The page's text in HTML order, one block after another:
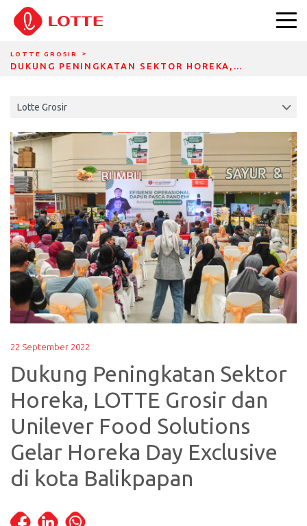
LOTTE GROSIR
DUKUNG PENINGKATAN SEKTOR HOREKA,…
22 September 2022
Dukung Peningkatan Sektor
Horeka, LOTTE Grosir dan
Unilever Food Solutions
Gelar Horeka Day Exclusive
di kota Balikpapan